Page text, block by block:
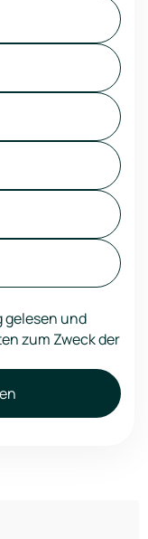
gelesen und
zum Zweck der